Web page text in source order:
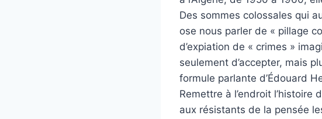
Des sommes colossales qui
ose nous parler de « pillage
d’expiation de « crimes »
seulement d’accepter, mais
formule parlante d’Édouard
Remettre à l’endroit
aux résistants de la pensée